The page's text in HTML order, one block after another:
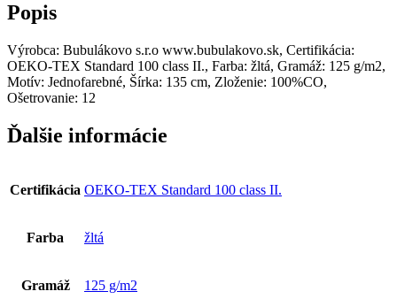
Popis
Výrobca: Bubulákovo s.r.o www.bubulakovo.sk, Certifikácia:
OEKO-TEX Standard 100 class II., Farba: žltá, Gramáž: 125 g/m2,
Motív: Jednofarebné, Šírka: 135 cm, Zloženie: 100%CO,
Ošetrovanie: 12
Ďalšie informácie
Certifikácia OEKO-TEX Standard 100 class II.
Farba žltá
Gramáž 125 g/m2